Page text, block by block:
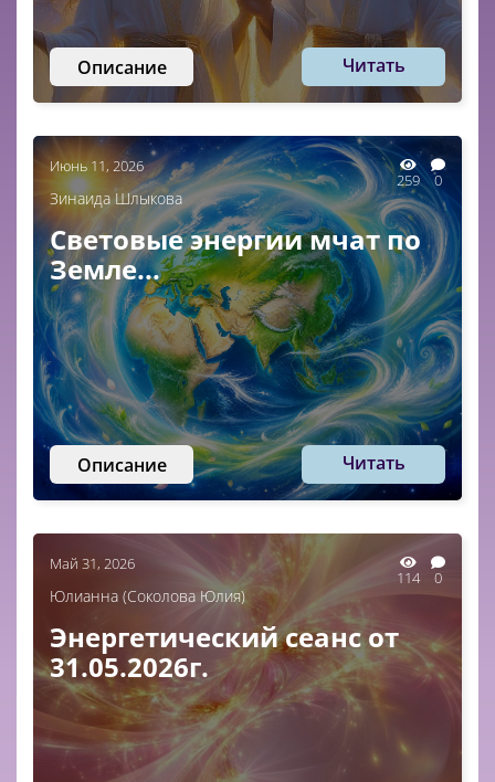
Описание Читать
Июнь 11, 2026
259 0
Зинаида Шлыкова
Световые энергии мчат по
Земле...
Описание Читать
Май 31, 2026
114 0
Юлианна (Соколова Юлия)
Энергетический сеанс от
31.05.2026г.